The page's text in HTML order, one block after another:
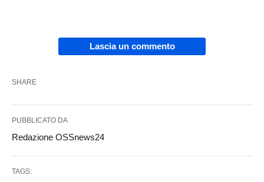
Lascia un commento
SHARE
PUBBLICATO DA
Redazione OSSnews24
TAGS: